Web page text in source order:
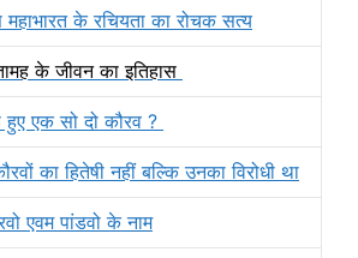
महाभारत के रचियता का रोचक सत्य
के जीवन का इतिहास
एक सो दो कौरव ?
का हितेषी नहीं बल्कि उनका विरोधी था
एवम पांडवो के नाम